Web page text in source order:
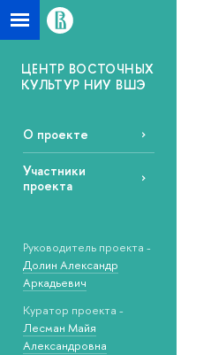
ЦЕНТР ВОСТОЧНЫХ
КУЛЬТУР НИУ ВШЭ
О проекте
Участники
проекта
Руководитель проекта -
Долин Александр
Аркадьевич
Куратор проекта -
Лесман Майя
Александровна